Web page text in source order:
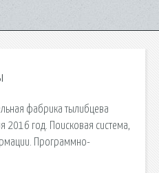
фабрика тылибцева
2016 год. Поисковая сиcтема,
Программно-